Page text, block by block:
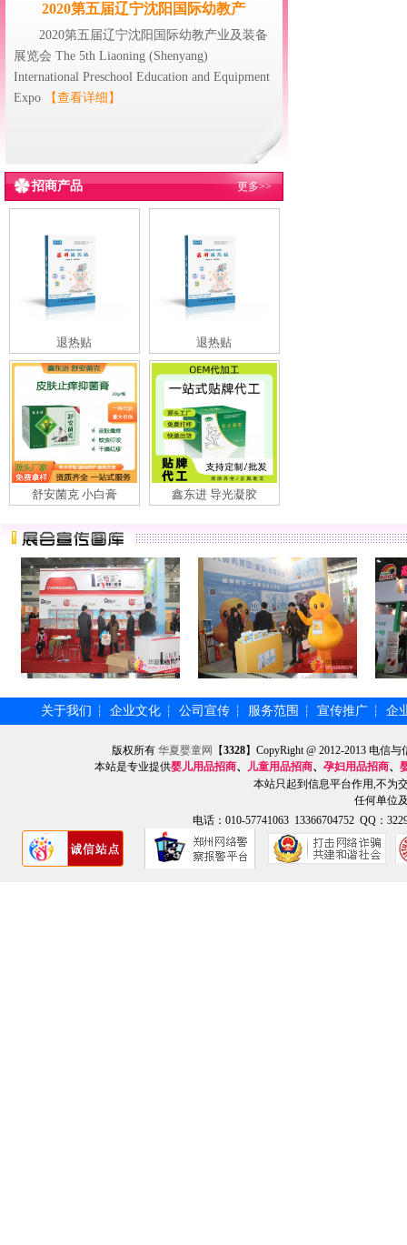
2020第五届辽宁沈阳国际幼教产
2020第五届辽宁沈阳国际幼教产业及装备
展览会 The 5th Liaoning (Shenyang)
International Preschool Education and Equipment
Expo
【查看详细】
招商产品 更多>>
退热贴 退热贴
舒安菌克 小白膏 鑫东进 导光凝胶
关于我们 ┆ 企业文化 ┆ 公司宣传 ┆ 服务范围 ┆ 宣传推广 ┆ 企
版权所有华夏婴童网 【3328】CopyRight @ 2012-2013 电信
本站是专业提供婴儿用品招商、 儿童用品招商、 孕妇用品招商、
本站只起到信息平台作用,不为
任何单位
电话：010-57741063 13366704752 QQ：